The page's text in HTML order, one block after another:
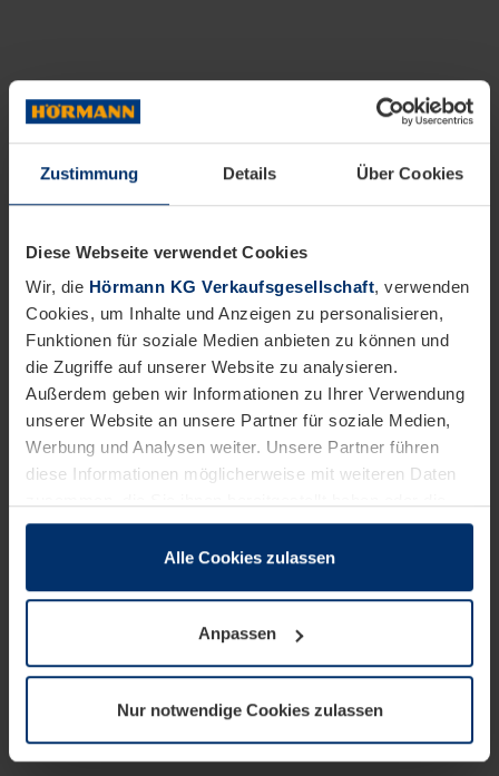
Zustimmung Details Über Cookies
Diese Webseite verwendet Cookies
Wir, die Hörmann KG Verkaufsgesellschaft, verwenden
Cookies, um Inhalte und Anzeigen zu personalisieren,
Funktionen für soziale Medien anbieten zu können und
die Zugriffe auf unserer Website zu analysieren.
Außerdem geben wir Informationen zu Ihrer Verwendung
unserer Website an unsere Partner für soziale Medien,
Werbung und Analysen weiter. Unsere Partner führen
diese Informationen möglicherweise mit weiteren Daten
sie im Rahmen Ihrer Nutzung der Dienste gesammelt
wenn diese für den Betrieb dieser Seite unbedingt
notwendig sind. Für alle anderen Cookie-Typen benötigen
wir Ihre Erlaubnis. Ihre Einwilligung können Sie jederzeit
Datenschutzerklärungunserer Website ändern oder
widerrufen.
Alle Cookies zulassen
Anpassen
Nur notwendige Cookies zulassen